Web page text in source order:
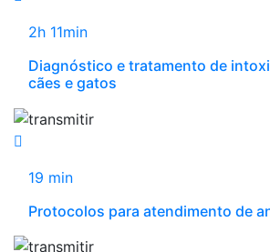
2h 11min
Diagnóstico e tratamento de
cães e gatos
19 min
Protocolos para atendimento de